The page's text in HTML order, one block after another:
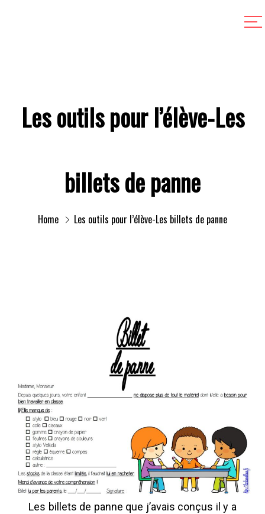
Les outils pour l’élève-Les
billets de panne
Home Les outils pour l’élève-Les billets de panne
Les billets de panne que j’avais conçus il y a